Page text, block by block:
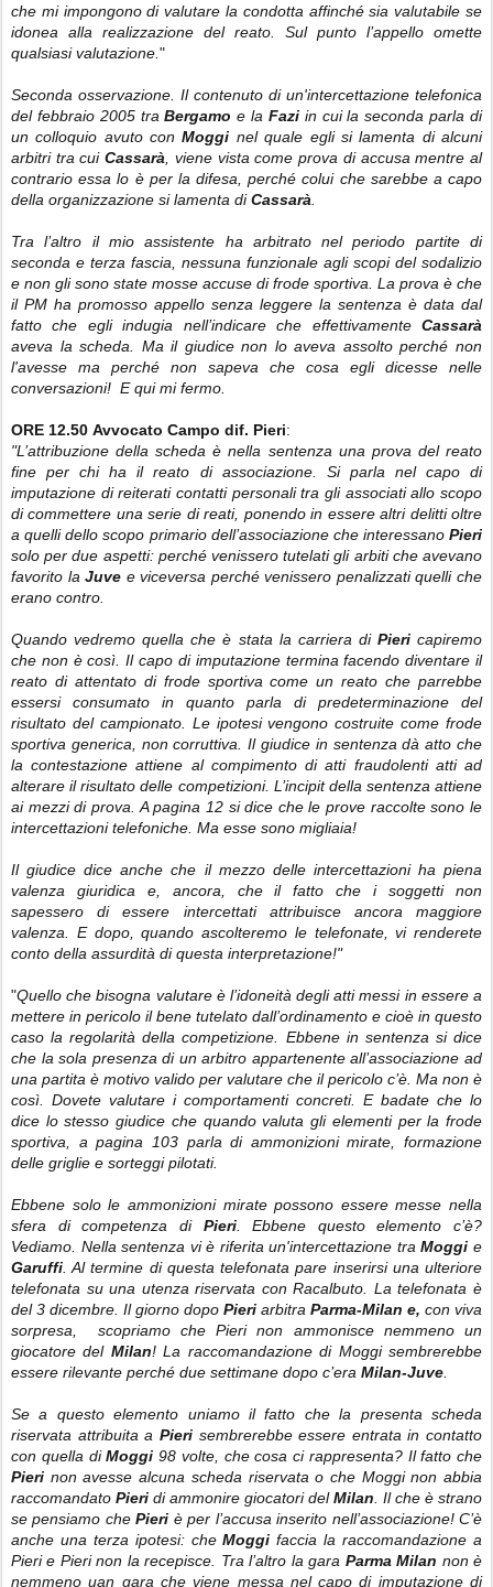
che mi impongono di valutare la condotta affinché sia valutabile se
idonea alla realizzazione del reato. Sul punto l’appello omette
qualsiasi valutazione. "
Seconda osservazione. Il contenuto di un'intercettazione telefonica
del febbraio 2005 traBergamo e la Faziin cui la seconda parla di
un colloquio avuto conMoggi nel quale egli si lamenta di alcuni
arbitri tra cuiCassarà , viene vista come prova di accusa mentre al
contrario essa lo è per la difesa, perché colui che sarebbe a capo
della organizzazione si lamenta diCassarà
Tra l’altro il mio assistente ha arbitrato nel periodo partite di
seconda e terza fascia, nessuna funzionale agli scopi del sodalizio
e non gli sono state mosse accuse di frode sportiva. La prova è che
il PM ha promosso appello senza leggere la sentenza è data dal
fatto che egli indugia nell’indicare che effettivamente Cassarà
aveva la scheda. Ma il giudice non lo aveva assolto perché non
l'avesse ma perché non sapeva che cosa egli dicesse nelle
conversazioni! E qui mi fermo.
ORE 12.50 Avvocato Campo dif. Pieri:
"L’attribuzione della scheda è nella sentenza una prova del reato
fine per chi ha il reato di associazione. Si parla nel capo di
imputazione di reiterati contatti personali tra gli associati allo scopo
di commettere una serie di reati, ponendo in essere altri delitti oltre
a quelli dello scopo primario dell’associazione che interessano Pieri
solo per due aspetti: perché venissero tutelati gli arbiti che avevano
favorito laJuve e viceversa perché venissero penalizzati quelli che
erano contro.
Quando vedremo quella che è stata la carriera di Piericapiremo
che non è così. Il capo di imputazione termina facendo diventare il
reato di attentato di frode sportiva come un reato che parrebbe
essersi consumato in quanto parla di predeterminazione del
risultato del campionato. Le ipotesi vengono costruite come frode
sportiva generica, non corruttiva. Il giudice in sentenza dà atto che
la contestazione attiene al compimento di atti fraudolenti atti ad
alterare il risultato delle competizioni. L’incipit della sentenza attiene
ai mezzi di prova. A pagina 12 si dice che le prove raccolte sono le
intercettazioni telefoniche. Ma esse sono migliaia!
Il giudice dice anche che il mezzo delle intercettazioni ha piena
valenza giuridica e, ancora, che il fatto che i soggetti non
sapessero di essere intercettati attribuisce ancora maggiore
valenza. E dopo, quando ascolteremo le telefonate, vi renderete
conto della assurdità di questa interpretazione!"
"Quello che bisogna valutare è l’idoneità degli atti messi in essere a
mettere in pericolo il bene tutelato dall’ordinamento e cioè in questo
caso la regolarità della competizione. Ebbene in sentenza si dice
che la sola presenza di un arbitro appartenente all’associazione ad
una partita è motivo valido per valutare che il pericolo c’è. Ma non è
così. Dovete valutare i comportamenti concreti. E badate che lo
dice lo stesso giudice che quando valuta gli elementi per la frode
sportiva, a pagina 103 parla di ammonizioni mirate, formazione
delle griglie e sorteggi pilotati.
Ebbene solo le ammonizioni mirate possono essere messe nella
sfera di competenza di Pieri. Ebbene questo elemento c’è?
Vediamo. Nella sentenza vi è riferita un'intercettazione traMoggi e
Garuffi . Al termine di questa telefonata pare inserirsi una ulteriore
telefonata su una utenza riservata con Racalbuto. La telefonata è
del 3 dicembre. Il giorno dopo Pieri arbitra Parma-Milan e, con viva
sorpresa, scopriamo che Pieri non ammonisce nemmeno un
giocatore del Milan! La raccomandazione di Moggi sembrerebbe
essere rilevante perché due settimane dopo c’era Milan-Juve
Se a questo elemento uniamo il fatto che la presenta scheda
riservata attribuita a Pierisembrerebbe essere entrata in contatto
con quella diMoggi 98 volte, che cosa ci rappresenta? Il fatto che
Pieri non avesse alcuna scheda riservata o che Moggi non abbia
raccomandato Pieri di ammonire giocatori delMilan . Il che è strano
se pensiamo chePieri è per l’accusa inserito nell’associazione! C’è
anche una terza ipotesi: cheMoggi faccia la raccomandazione a
Pieri e Pieri non la recepisce. Tra l’altro la gara Parma Milan non è
nemmeno uan gara che viene messa nel capo di imputazione di